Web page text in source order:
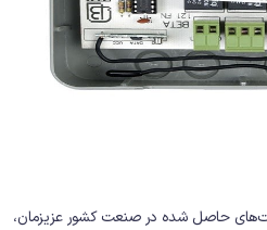
حاصل شده در صنعت کشور عزیزمان،